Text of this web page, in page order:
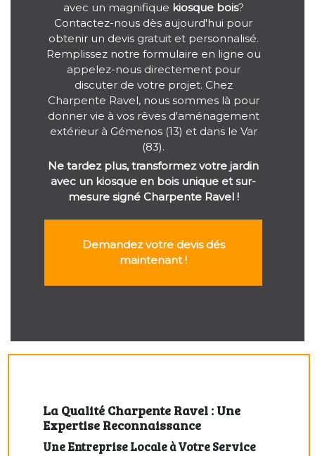
avec un magnifique kiosque bois?
Contactez-nous dès aujourd'hui pour
obtenir un devis gratuit et personnalisé.
Remplissez notre formulaire en ligne ou
appelez-nous directement pour
discuter de votre projet. Chez
Charpente Ravel, nous sommes là pour
donner vie à vos rêves d'aménagement
extérieur à Gémenos (13) et dans le Var
(83).
Ne tardez plus, transformez votre jardin
avec un kiosque en bois unique et sur-
mesure signé Charpente Ravel !
Demandez votre devis dés
maintenant !
La Qualité Charpente Ravel : Une
Expertise Reconnaissance
Une Entreprise Locale à Votre Service